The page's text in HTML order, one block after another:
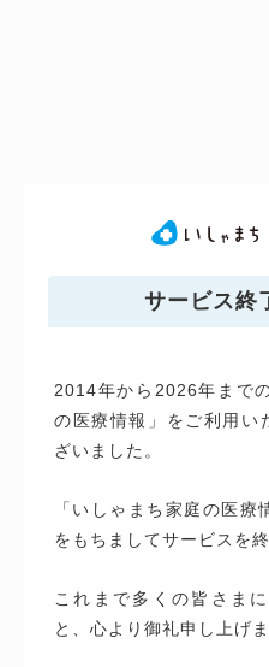
サービス終
2014年から2026年まで
の医療情報」をご利用い
ざいました。
「いしゃまち家庭の医
をもちましてサービスを
これまで多くの皆さま
と、心より御礼申し上げま